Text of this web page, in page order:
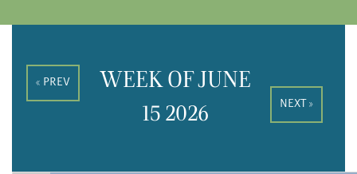
« PREV
WEEK OF JUNE
15 2026
NEXT »